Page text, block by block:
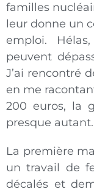
familles
leur donne un
emploi.
peuvent
J’ai rencontré
en me
200 euros, la
presque
La première
un travail de
décalés et